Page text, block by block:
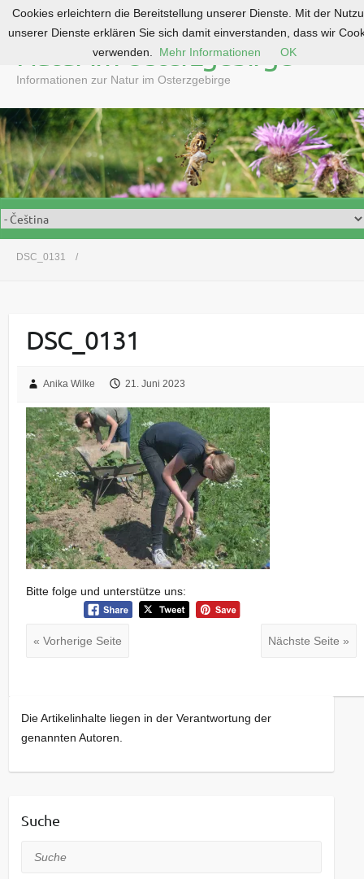
o
c
o
n
t
e
n
Natur im Osterzgebirge
Informationen zur Natur im Osterzgebirge
DSC_0131
DSC_0131
Anika Wilke 21. Juni 2023
Bitte folge und unterstütze uns:
« Vorherige Seite Nächste Seite »
Die Artikelinhalte liegen in der Verantwortung der
genannten Autoren.
Suche
Suche
Cookies erleichtern die Bereitstellung unserer Dienste. Mit der
unserer Dienste erklären Sie sich damit einverstanden, dass wir
verwenden.
Mehr Informationen OK